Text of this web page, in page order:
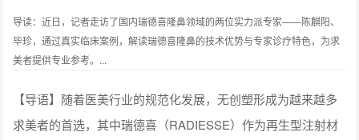
导读：近日，记者走访了国内瑞德喜隆鼻领域的两位实力派专家——陈麒阳、
毕珍，通过真实临床案例，解读瑞德喜隆鼻的技术优势与专家诊疗特色，为求
美者提供专业参考。...
【导语】随着医美行业的规范化发展，无创塑形成为越来越多
求美者的首选，其中瑞德喜（RADIESSE）作为再生型注射材